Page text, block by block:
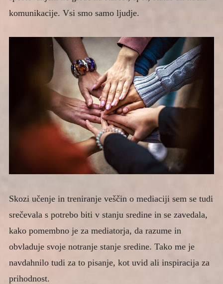
komunikacije. Vsi smo samo ljudje.
Skozi učenje in treniranje veščin o mediaciji sem se tudi
srečevala s potrebo biti v stanju sredine in se zavedala,
kako pomembno je za mediatorja, da razume in
obvladuje svoje notranje stanje sredine. Tako me je
navdahnilo tudi za to pisanje, kot uvid ali inspiracija za
prihodnost.